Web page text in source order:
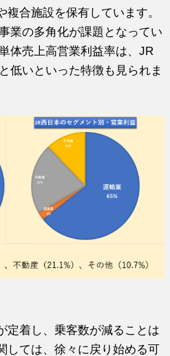
合施設を保有しています。
業の多角化が課題となってい
体売上高営業利益率は、JR
低いといった特徴も見られま
定着し、乗客数が減ることは
しては、徐々に戻り始める可